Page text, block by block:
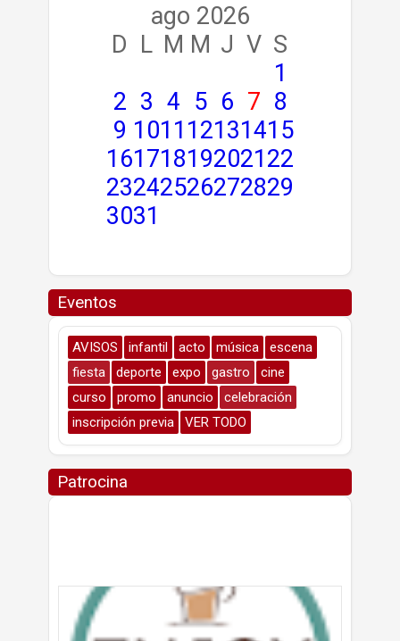
ago 2026
D L M M J V S
1
2 3 4 5 6 7 8
9 1011 12131415
16171819202122
23242526272829
3031
Eventos
AVISOS infantil acto música
escena
fiesta
deporte expo gastro
cine
curso
promo anuncio
celebración
inscripción previa
VER TODO
Patrocina